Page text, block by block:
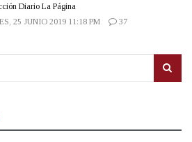
Diario La Página
25 JUNIO 2019 11:18 PM
37